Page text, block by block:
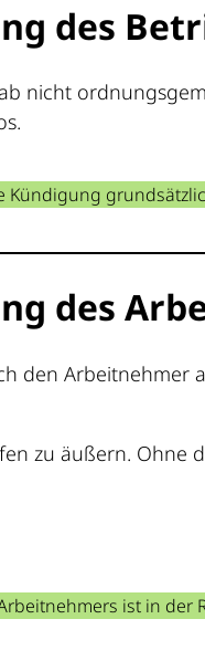
des
nicht
Kündigung
des
den Arbeitnehmer
zu äußern. Ohne
ist in der